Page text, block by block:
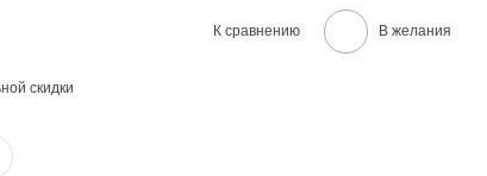
К сравнению В желания
скидки